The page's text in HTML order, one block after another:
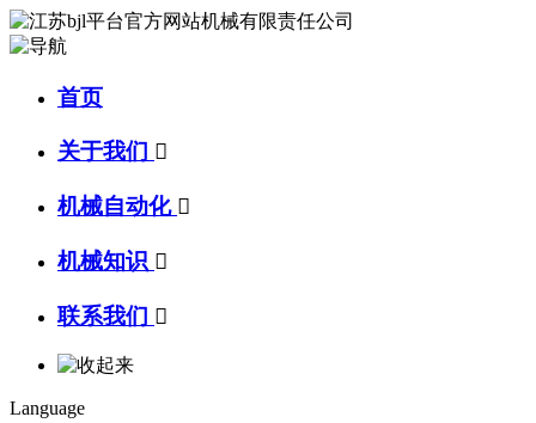
首页
关于我们 
机械自动化 
机械知识 
联系我们 
Language